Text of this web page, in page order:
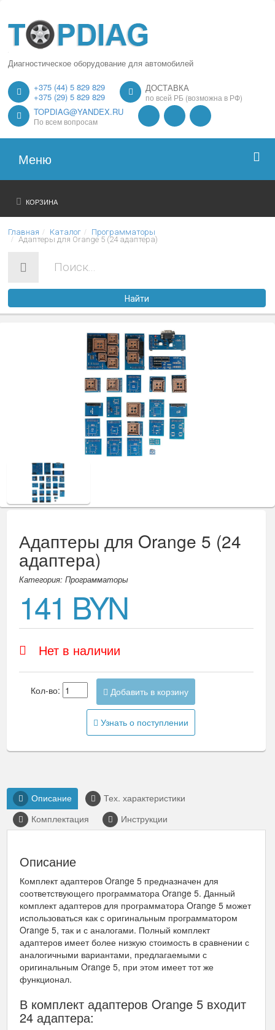
Диагностическое оборудование для автомобилей
+375 (44) 5 829 829
+375 (29) 5 829 829
ДОСТАВКА
по всей РБ (возможна в РФ)
TOPDIAG@YANDEX.RU
По всем вопросам
Меню
Главная
О нас
Оплата
КОРЗИНА
Главная Каталог
Программаторы
Адаптеры для Orange 5 (24 адаптера)
Найти
Адаптеры для Orange 5 (24
адаптера)
Категория: Программаторы
141 BYN
Нет в наличии
Кол-во: Добавить в корзину
Узнать о поступлении
Описание
Тех. характеристики
Комплектация
Инструкции
Описание
Комплект адаптеров Orange 5 предназначен для
соответствующего программатора Orange 5. Данный
комплект адаптеров для программатора Orange 5 может
использоваться как с оригинальным программатором
Orange 5, так и с аналогами. Полный комплект
адаптеров имеет более низкую стоимость в сравнении с
аналогичными вариантами, предлагаемыми с
оригинальным Orange 5, при этом имеет тот же
функционал.
В комплект адаптеров Orange 5 входит
24 адаптера: